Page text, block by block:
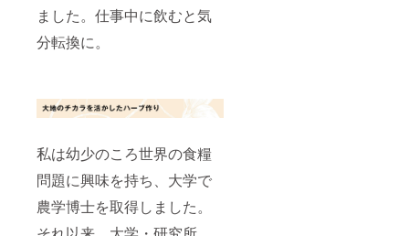
ました。仕事中に飲むと気
分転換に。
私は幼少のころ世界の食糧
問題に興味を持ち、大学で
農学博士を取得しました。